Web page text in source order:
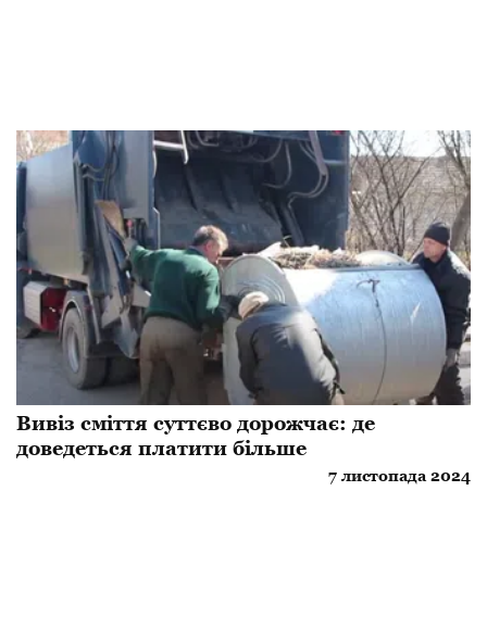
Вивіз сміття суттєво дорожчає: де
доведеться платити більше
7 листопада 2024